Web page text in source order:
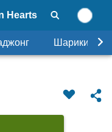
Hearts
Шарики